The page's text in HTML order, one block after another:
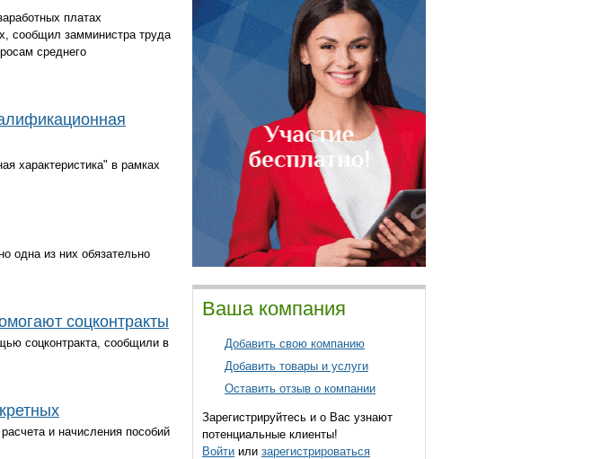
платах
сообщил замминистра труда
среднего
характеристика" в рамках
одна из них обязательно
соцконтракты
соцконтракта, сообщили в
и начисления пособий
Ваша компания
Добавить свою компанию
Добавить товары и услуги
Оставить отзыв о компании
Зарегистрируйтесь и о Вас узнают
потенциальные клиенты!
Войти или зарегистрироваться